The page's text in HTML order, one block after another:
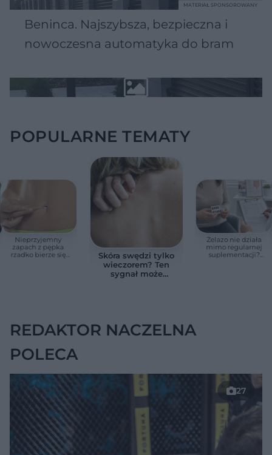
Beninca. Najszybsza, bezpieczna i
nowoczesna automatyka do bram
MATERIAŁ SPONSOROWANY
POPULARNE TEMATY
Nieprzyjemny
zapach z pępka
rzadko bierze się
Skóra swędzi tylko
wieczorem? Ten
sygnał może
Żelazo nie działa
mimo regularnej
suplementacji?
REDAKTOR NACZELNA
POLECA
27